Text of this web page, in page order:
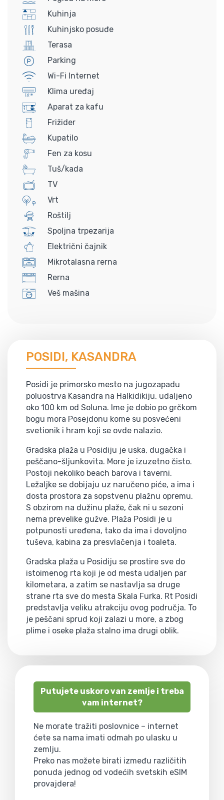
Kuhinja
Kuhinjsko posuđe
Terasa
Parking
Wi-Fi Internet
Klima uređaj
Aparat za kafu
Frižider
Kupatilo
Fen za kosu
Tuš/kada
TV
Vrt
Roštilj
Spoljna trpezarija
Električni čajnik
Mikrotalasna rerna
Rerna
Veš mašina
POSIDI, KASANDRA
Posidi je primorsko mesto na jugozapadu
poluostrva Kasandra na Halkidikiju, udaljeno
oko 100 km od Soluna. Ime je dobio po grčkom
bogu mora Posejdonu kome su posvećeni
svetionik i hram koji se ovde nalazio.
Gradska plaža u Posidiju je uska, dugačka i
peščano-šljunkovita. More je izuzetno čisto.
Postoji nekoliko beach barova i taverni.
Ležaljke se dobijaju uz naručeno piće, a ima i
dosta prostora za sopstvenu plažnu opremu.
S obzirom na dužinu plaže, čak ni u sezoni
nema prevelike gužve. Plaža Posidi je u
potpunosti uređena, tako da ima i dovoljno
tuševa, kabina za presvlačenja i toaleta.
Gradska plaža u Posidiju se prostire sve do
istoimenog rta koji je od mesta udaljen par
kilometara, a zatim se nastavlja sa druge
strane rta sve do mesta Skala Furka. Rt Posidi
predstavlja veliku atrakciju ovog područja. To
je peščani sprud koji zalazi u more, a zbog
plime i oseke plaža stalno ima drugi oblik.
Putujete uskoro van zemlje i treba
vam internet?
Ne morate tražiti poslovnice – internet
ćete sa nama imati odmah po ulasku u
zemlju.
Preko nas možete birati između različitih
ponuda jednog od vodećih svetskih eSIM
provajdera!